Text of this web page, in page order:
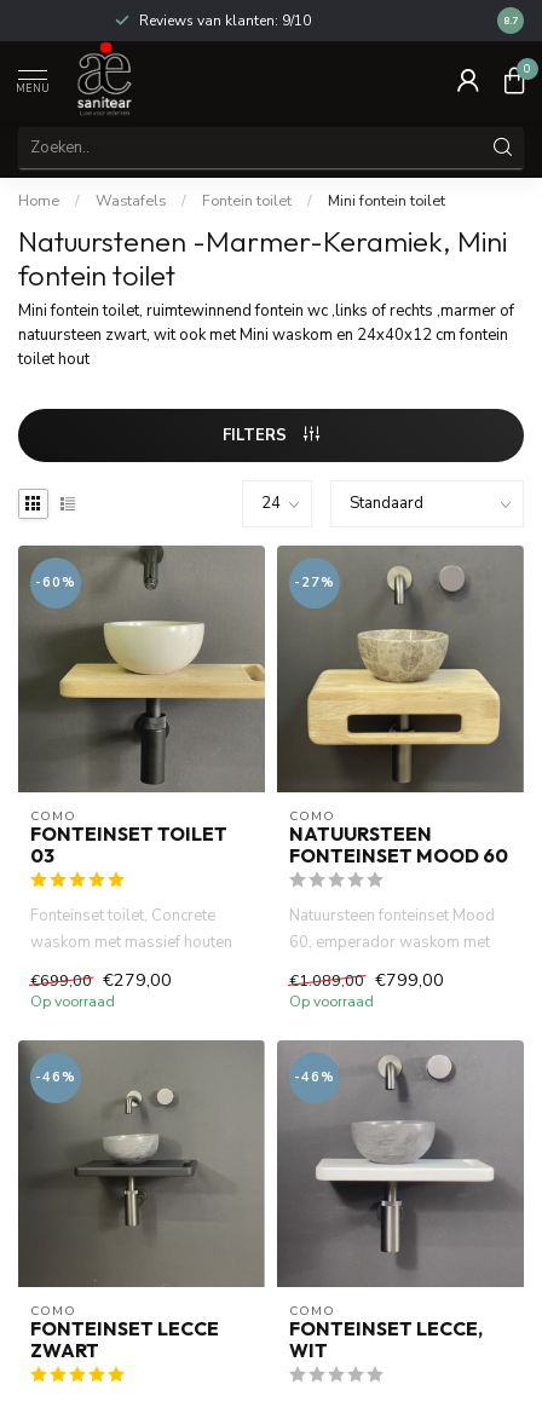
Reviews van klanten: 9/10 14
8.7
MENU
0
Home / Wastafels / Fontein toilet / Mini fontein toilet
Natuurstenen -Marmer-Keramiek, Mini
fontein toilet
Mini fontein toilet, ruimtewinnend fontein wc ,links of rechts ,marmer of
natuursteen zwart, wit ook met Mini waskom en 24x40x12 cm fontein
toilet hout
FILTERS
-60%
COMO
FONTEINSET TOILET
03
Fonteinset toilet, Concrete
waskom met massief houten
€699,00 €279,00
Op voorraad
-27%
COMO
NATUURSTEEN
FONTEINSET MOOD 60
Natuursteen fonteinset Mood
60, emperador waskom met
€1.089,00 €799,00
Op voorraad
-46%
COMO
FONTEINSET LECCE
ZWART
-46%
COMO
FONTEINSET LECCE,
WIT